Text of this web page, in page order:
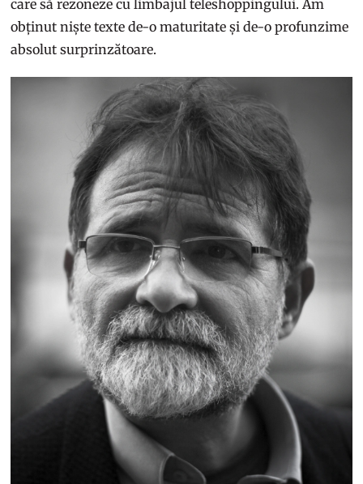
care să rezoneze cu limbajul teleshoppingului. Am
obținut niște texte de-o maturitate și de-o profunzime
absolut surprinzătoare.